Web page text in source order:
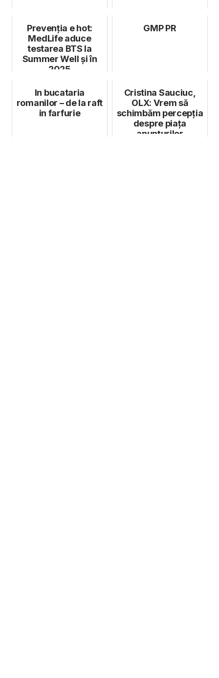
Prevenția e hot:
MedLife aduce
testarea BTS la
Summer Well și în
2025
GMP PR
In bucataria
romanilor – de la raft
in farfurie
Cristina Sauciuc,
OLX: Vrem să
schimbăm percepția
despre piața
anunțurilor